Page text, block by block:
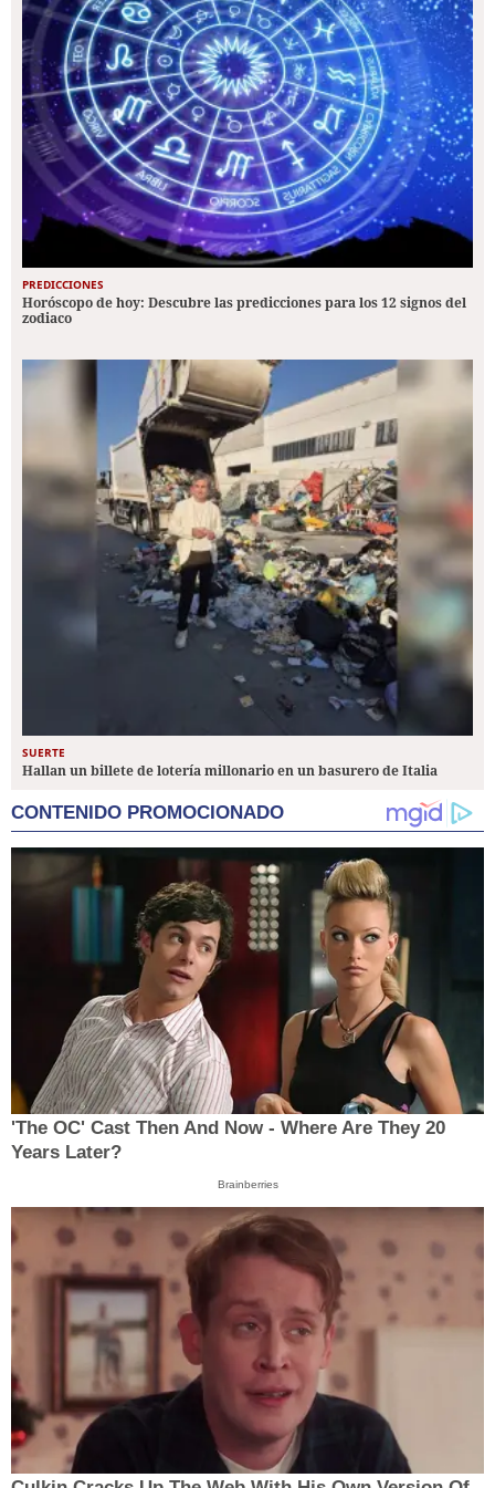
PREDICCIONES
Horóscopo de hoy: Descubre las predicciones para los 12 signos del
zodiaco
SUERTE
Hallan un billete de lotería millonario en un basurero de Italia
CONTENIDO PROMOCIONADO
'The OC' Cast Then And Now - Where Are They 20
Years Later?
Brainberries